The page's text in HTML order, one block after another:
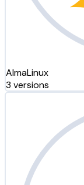
AlmaLinux
3 versions